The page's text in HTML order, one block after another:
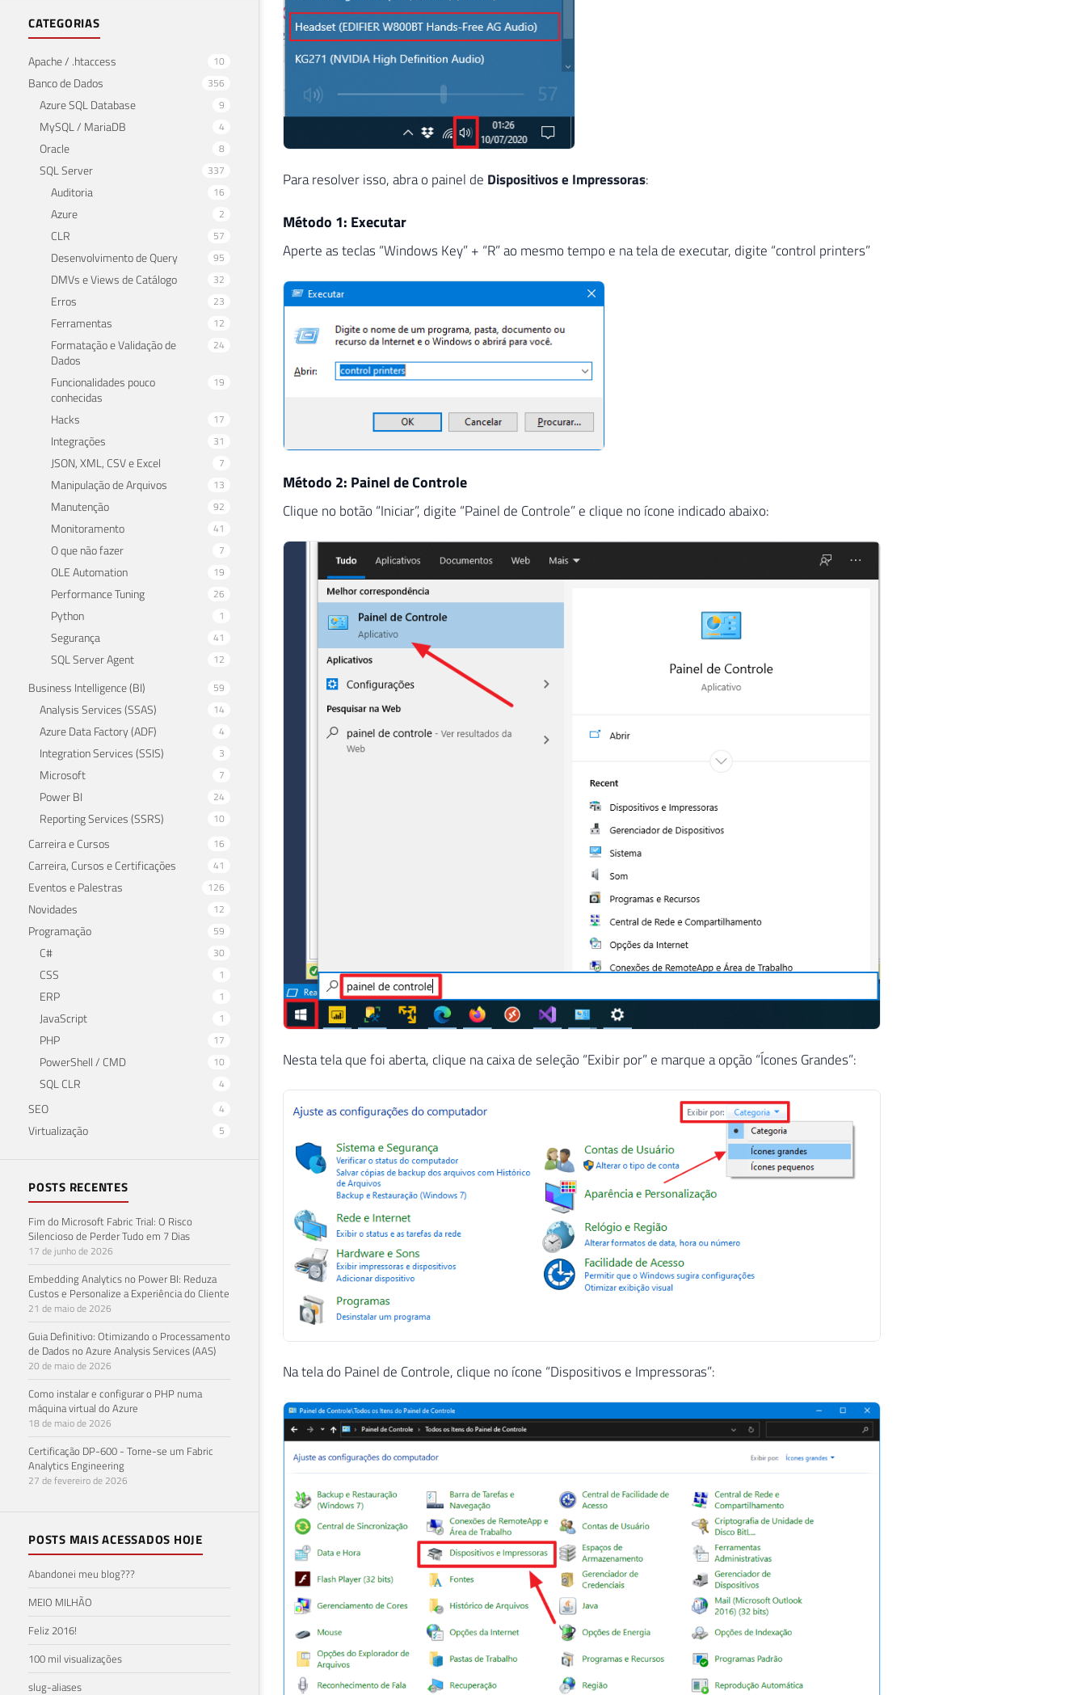
CATEGORIAS
Apache / .htaccess 10
Banco de Dados 356
Azure SQL Database 9
MySQL / MariaDB 4
Oracle 8
SQL Server 337
Auditoria 16
Azure 2
CLR 57
Desenvolvimento de Query 95
DMVs e Views de Catálogo 32
Erros 23
Ferramentas 12
Formatação e Validação de
Dados
24
Funcionalidades pouco
conhecidas
19
Hacks 17
Integrações 31
JSON, XML, CSV e Excel 7
Manipulação de Arquivos 13
Manutenção 92
Monitoramento 41
O que não fazer 7
OLE Automation 19
Performance Tuning 26
Python 1
Segurança 41
SQL Server Agent 12
Business Intelligence (BI) 59
Analysis Services (SSAS) 14
Azure Data Factory (ADF) 4
Integration Services (SSIS) 3
Microsoft 7
Power BI 24
Reporting Services (SSRS) 10
Carreira e Cursos 16
Carreira, Cursos e Certificações 41
Eventos e Palestras 126
Novidades 12
Programação 59
C# 30
CSS 1
ERP 1
JavaScript 1
PHP 17
PowerShell / CMD 10
SQL CLR 4
SEO 4
Virtualização 5
POSTS RECENTES
Fim do Microsoft Fabric Trial: O Risco
Silencioso de Perder Tudo em 7 Dias
17 de junho de 2026
Embedding Analytics no Power BI: Reduza
Custos e Personalize a Experiência do Cliente
21 de maio de 2026
Guia Definitivo: Otimizando o Processamento
de Dados no Azure Analysis Services (AAS)
20 de maio de 2026
Como instalar e configurar o PHP numa
máquina virtual do Azure
18 de maio de 2026
Certificação DP-600 - Torne-se um Fabric
Analytics Engineering
27 de fevereiro de 2026
POSTS MAIS ACESSADOS HOJE
Abandonei meu blog???
MEIO MILHÃO
Feliz 2016!
100 mil visualizações
slug-aliases
Para resolver isso, abra o painel de Dispositivos e Impressoras:
Método 1: Executar
Aperte as teclas “Windows Key” + “R” ao mesmo tempo e na tela de executar, digite “control printers”
Método 2: Painel de Controle
Clique no botão “Iniciar”, digite “Painel de Controle” e clique no ícone indicado abaixo:
Nesta tela que foi aberta, clique na caixa de seleção “Exibir por” e marque a opção “Ícones Grandes”:
Na tela do Painel de Controle, clique no ícone “Dispositivos e Impressoras”: